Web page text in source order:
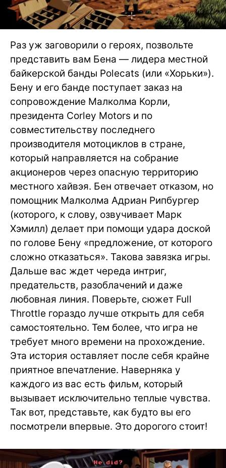
Раз уж заговорили о героях, позвольте
представить вам Бена — лидера местной
байкерской банды Polecats (или «Хорьки»).
Бену и его банде поступает заказ на
сопровождение Малколма Корли,
президента Corley Motors и по
совместительству последнего
производителя мотоциклов в стране,
который направляется на собрание
акционеров через опасную территорию
местного хайвэя. Бен отвечает отказом, но
помощник Малколма Адриан Рипбургер
(которого, к слову, озвучивает Марк
Хэмилл) делает при помощи удара доской
по голове Бену «предложение, от которого
сложно отказаться». Такова завязка игры.
Дальше вас ждет череда интриг,
предательств, разоблачений и даже
любовная линия. Поверьте, сюжет Full
Throttle гораздо лучше открыть для себя
самостоятельно. Тем более, что игра не
требует много времени на прохождение.
Эта история оставляет после себя крайне
приятное впечатление. Наверняка у
каждого из вас есть фильм, который
вызывает исключительно теплые чувства.
Так вот, представьте, как будто вы его
посмотрели впервые. Это дорогого стоит!